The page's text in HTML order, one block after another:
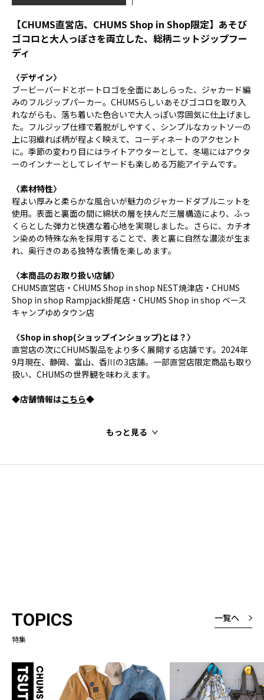
【CHUMS直営店、CHUMS Shop in Shop限定】あそび
ゴコロと大人っぽさを両立した、総柄ニットジップフー
ディ
〈デザイン〉
ブービーバードとボートロゴを全面にあしらった、ジャカード編
みのフルジップパーカー。CHUMSらしいあそびゴコロを取り入
れながらも、落ち着いた色合いで大人っぽい雰囲気に仕上げまし
た。フルジップ仕様で着脱がしやすく、シンプルなカットソーの
上に羽織れば柄が程よく映えて、コーディネートのアクセント
に。季節の変わり目にはライトアウターとして、冬場にはアウタ
ーのインナーとしてレイヤードも楽しめる万能アイテムです。
〈素材特性〉
程よい厚みと柔らかな風合いが魅力のジャカードダブルニットを
使用。表面と裏面の間に綿状の層を挟んだ三層構造により、ふっ
くらとした弾力と快適な着心地を実現しました。さらに、カチオ
ン染めの特殊な糸を採用することで、表と裏に自然な濃淡が生ま
れ、奥行きのある独特な表情を楽しめます。
〈本商品のお取り扱い店舗〉
CHUMS直営店・CHUMS Shop in shop NEST焼津店・CHUMS
Shop in shop Rampjack掛尾店・CHUMS Shop in shop ベース
キャンプゆめタウン店
〈Shop in shop(ショップインショップ)とは？〉
直営店の次にCHUMS製品をより多く展開する店舗です。2024年
9月現在、静岡、富山、香川の3店舗。一部直営店限定商品も取り
扱い、CHUMSの世界観を味わえます。
◆店舗情報はこちら◆
もっと見る
TOPICS
特集
一覧へ